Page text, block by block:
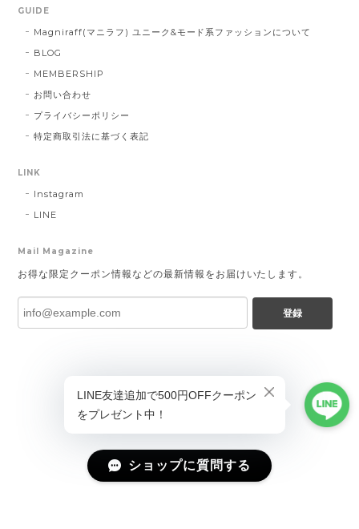
GUIDE
Magniraff(マニラフ) ユニーク&モード系ファッションについて
BLOG
MEMBERSHIP
お問い合わせ
プライバシーポリシー
特定商取引法に基づく表記
LINK
Instagram
LINE
Mail Magazine
お得な限定クーポン情報などの最新情報をお届けいたします。
登録
ショップに質問する